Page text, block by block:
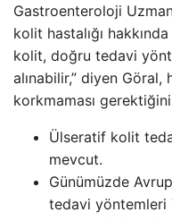
Gastroenteroloji
kolit hastalığı
kolit, doğru tedavi
alınabilir,” diyen Göral,
korkmaması
Ülseratif kolit
mevcut.
Günümüzde
tedavi yöntemleri